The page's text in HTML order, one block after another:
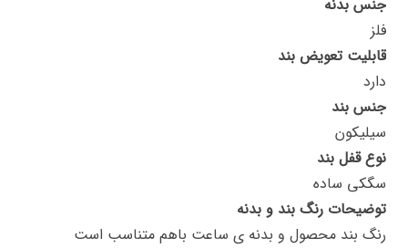
جنس بدنه
فلز
قابلیت تعویض بند
دارد
جنس بند
سیلیکون
نوع قفل بند
سگکی ساده
توضیحات رنگ بند و بدنه
رنگ بند محصول و بدنه ی ساعت باهم متناسب است